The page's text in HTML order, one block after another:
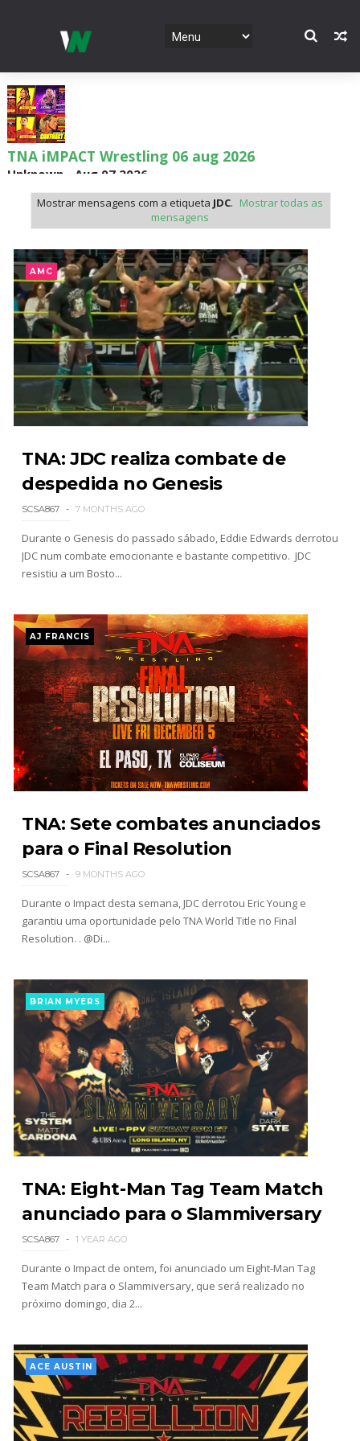
TNA iMPACT Wrestling 06 aug 2026
Unknown Aug 07 2026
AEW Dynamite 05AUG26
Unknown-Aug 06 2026
WWE NXT 04 Aug 2026
Unknown-Aug 05 2026
WWE Monday Night Raw 03 Aug 2026
WWE SummerSlam 2026 - Sunday
Unknown-Aug 02 2026
Lucha Libre AAA: Verano De Escándalo 2026 -
Semana 2
Unknown -Aug 02 2026
Semana em Sexyness No.52
SCSA867-Aug 02 2026
WWE SummerSlam 2026 - Saturday
Unknown Aug 01 2026
TNA iMPACT Wrestling 30 July 2026
Unknown- Jul 31 2026
AEW Dynamite 29JUL26
Unknown Jul 30 2026
WWE NXT 28 JULY 2026
Unknown - Jul 29 2026
Throwback: The Rock vs Brock Lesnar:
Championship Match
SCSA867-Jul 28 2026
WWE Monday Night Raw 27 July 2026
Unknown -Jul 28 2026
Mostrar mensagens com a etiqueta JDC. Mostrar todas as
mensagens
AMC
TNA: JDC realiza combate de
despedida no Genesis
SCSA867 7 MONTHS AGO
Durante o Genesis do passado sábado, Eddie Edwards derrotou
JDC num combate emocionante e bastante competitivo. JDC
resistiu a um Bosto...
AJ FRANCIS
TNA: Sete combates anunciados
para o Final Resolution
SCSA867 9 MONTHS AGO
Durante o Impact desta semana, JDC derrotou Eric Young e
garantiu uma oportunidade pelo TNA World Title no Final
Resolution. . @Di...
BRIAN MYERS
TNA: Eight-Man Tag Team Match
anunciado para o Slammiversary
SCSA867 1 YEAR AGO
Durante o Impact de ontem, foi anunciado um Eight-Man Tag
Team Match para o Slammiversary, que será realizado no
próximo domingo, dia 2...
ACE AUSTIN